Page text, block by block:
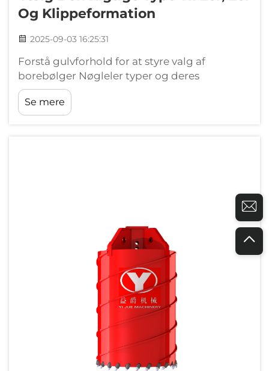
Og Klippeformation
2025-09-03 16:25:31
Forstå gulvforhold for at styre valg af
borebølger Nøgleler typer og deres
borekarakteristika: Ler, sand, silt, grus og
mudder Når man arbejder med
sammenhængende jordarter som ler, har
Se mere